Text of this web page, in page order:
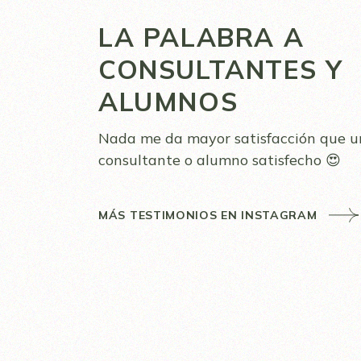
LA PALABRA A
CONSULTANTES Y
ALUMNOS
Nada me da mayor satisfacción que
consultante o alumno satisfecho 😍
MÁS TESTIMONIOS EN INSTAGRAM